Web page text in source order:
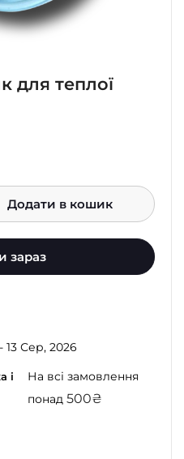
для теплої
Додати в кошик
зараз
13 Сер, 2026
і
На всі замовлення
понад 500₴